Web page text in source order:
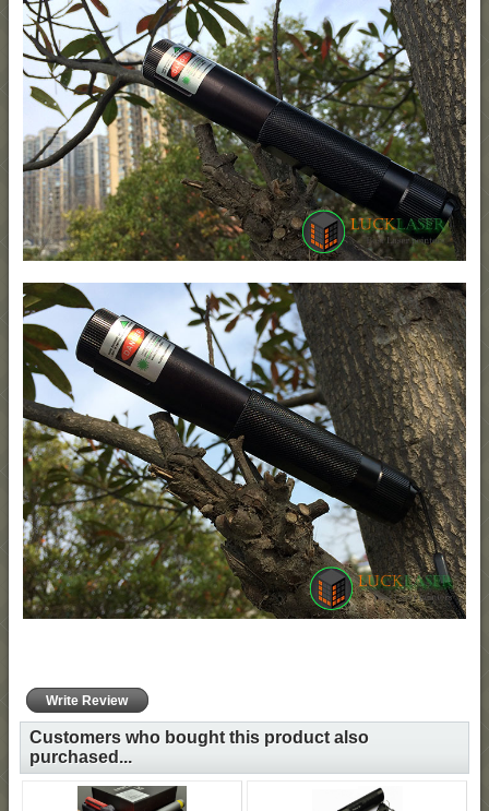
Write Review
Customers who bought this product also
purchased...